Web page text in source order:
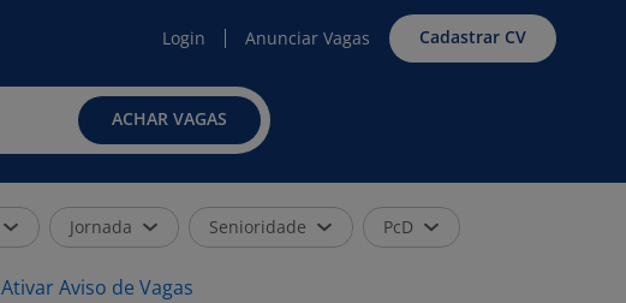
Login Anunciar Vagas Cadastrar CV
ACHAR VAGAS
Jornada Senioridade PcD
Ativar Aviso de Vagas